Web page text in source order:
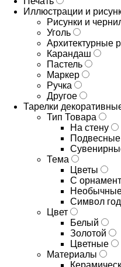
Иллюстрации и
Рисунки и
Уголь
Архитектурные
Карандаш
Пастель
Маркер
Ручка
Другое
Тарелки
Тип Товара
На стену
Подвесные
Тема
Цветы
С
Символ
Цвет
Белый
Золотой
Цветные
Материалы